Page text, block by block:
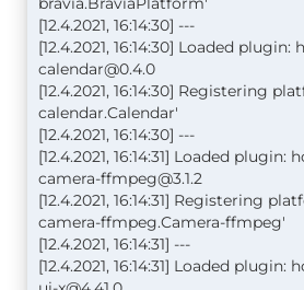
[12.4.2021, 16:14:30] ---
[12.4.2021, 16:14:30] Loaded plugin:
calendar@0.4.0
[12.4.2021, 16:14:30] Registering
calendar.Calendar'
[12.4.2021, 16:14:30] ---
[12.4.2021, 16:14:31] Loaded plugin:
camera-ffmpeg@3.1.2
[12.4.2021, 16:14:31] Registering
camera-ffmpeg.Camera-ffmpeg'
[12.4.2021, 16:14:31] ---
[12.4.2021, 16:14:31] Loaded plugin: